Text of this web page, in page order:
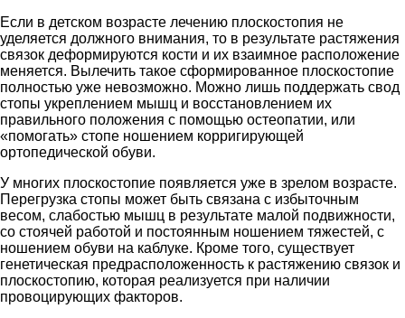
Если в детском возрасте лечению плоскостопия не
уделяется должного внимания, то в результате растяжения
связок деформируются кости и их взаимное расположение
меняется. Вылечить такое сформированное плоскостопие
полностью уже невозможно. Можно лишь поддержать свод
стопы укреплением мышц и восстановлением их
правильного положения с помощью остеопатии, или
«помогать» стопе ношением корригирующей
ортопедической обуви.
У многих плоскостопие появляется уже в зрелом возрасте.
Перегрузка стопы может быть связана с избыточным
весом, слабостью мышц в результате малой подвижности,
со стоячей работой и постоянным ношением тяжестей, с
ношением обуви на каблуке. Кроме того, существует
генетическая предрасположенность к растяжению связок и
плоскостопию, которая реализуется при наличии
провоцирующих факторов.